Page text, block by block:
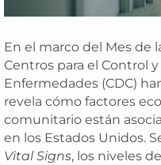
En el marco del Mes de
Centros para el Control
Enfermedades (CDC)
revela cómo factores
comunitario están
en los Estados Unidos.
Vital Signs, los niveles